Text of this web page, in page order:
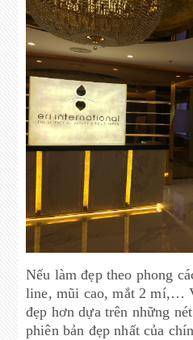
Nếu làm đẹp theo phong
line, mũi cao, mắt 2 mí,…
đẹp hơn dựa trên những
phiên bản đẹp nhất của